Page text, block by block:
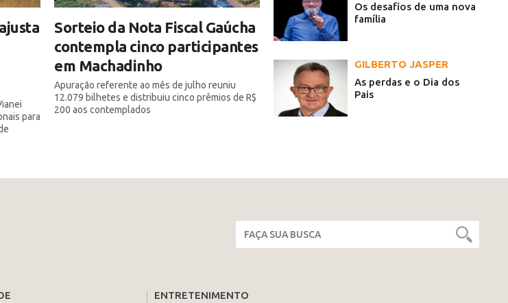
para
Sorteio da Nota Fiscal Gaúcha
contempla cinco participantes
em Machadinho
Apuração referente ao mês de julho reuniu
12.079 bilhetes e distribuiu cinco prêmios de R$
200 aos contemplados
Os desafios de uma nova
família
GILBERTO JASPER
As perdas e o Dia dos
Pais
ENTRETENIMENTO